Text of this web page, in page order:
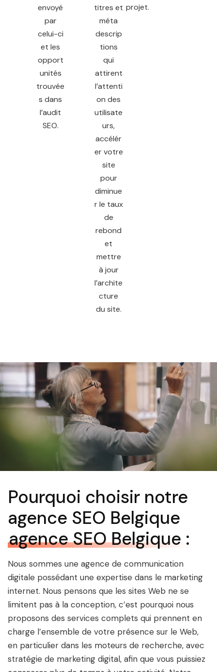
envoyé
par
celui-ci
et les
opport
unités
trouvée
s dans
l’audit
SEO.
titres et
méta
descrip
tions
qui
attirent
l’attenti
on des
utilisate
urs,
accélér
er votre
site
pour
diminue
r le taux
de
rebond
et
mettre
à jour
l’archite
cture
du site.
projet.
Pourquoi choisir notre
agence SEO Belgique
agence SEO Belgique :
Nous sommes une agence de communication
digitale possédant une expertise dans le marketing
internet. Nous pensons que les sites Web ne se
limitent pas à la conception, c’est pourquoi nous
proposons des services complets qui prennent en
charge l’ensemble de votre présence sur le Web,
en particulier dans les moteurs de recherche, avec
stratégie de marketing digital, afin que vous puissiez